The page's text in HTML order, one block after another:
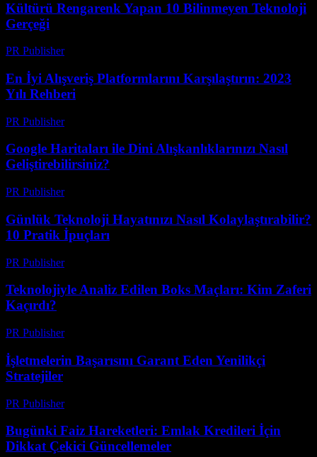
Kültürü Rengarenk Yapan 10 Bilinmeyen Teknoloji
Gerçeği
PR Publisher-
En İyi Alışveriş Platformlarını Karşılaştırın: 2023
Yılı Rehberi
PR Publisher-
Google Haritaları ile Dini Alışkanlıklarınızı Nasıl
Geliştirebilirsiniz?
PR Publisher-
Günlük Teknoloji Hayatınızı Nasıl Kolaylaştırabilir?
10 Pratik İpuçları
PR Publisher-
Teknolojiyle Analiz Edilen Boks Maçları: Kim Zaferi
Kaçırdı?
PR Publisher-
İşletmelerin Başarısını Garant Eden Yenilikçi
Stratejiler
PR Publisher-
Bugünki Faiz Hareketleri: Emlak Kredileri İçin
Dikkat Çekici Güncellemeler